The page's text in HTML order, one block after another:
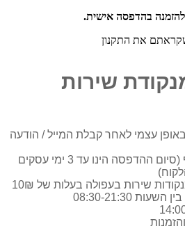
בהדפסה אישית.
את התקנון
שירות
עצמי לאחר קבלת המייל / הודעה
כי הזמנתך מוכנה לאיסוף (סיום ההדפסה הינו עד 3 ימי עסקים
שירות בעפולה בעלות של 10₪
בין השעות 08:30-21:30